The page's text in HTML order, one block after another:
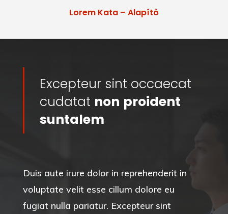
Lorem Kata – Alapító
Excepteur sint occaecat
cudatat non proident
suntalem
Duis aute irure dolor in reprehenderit in
voluptate velit esse cillum dolore eu
fugiat nulla pariatur. Excepteur sint